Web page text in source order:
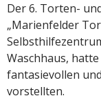
Der 6. Torten-
„Marienfelder
Waschhaus,
fantasievollen
vorstellten.